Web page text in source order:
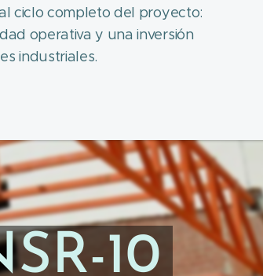
ciclo completo del proyecto:
operativa y una inversión
industriales.
10